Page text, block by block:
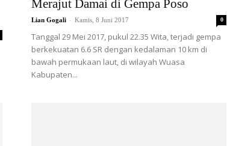
Merajut Damai di Gempa Poso
Lian Gogali - Kamis, 8 Juni 2017 0
Tanggal 29 Mei 2017, pukul 22.35 Wita, terjadi gempa
berkekuatan 6.6 SR dengan kedalaman 10 km di
bawah permukaan laut, di wilayah Wuasa
Kabupaten...